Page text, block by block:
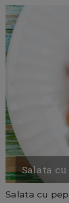
Salata
Salata cu